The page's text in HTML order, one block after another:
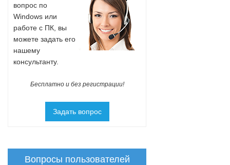
вопрос по
Windows или
работе с ПК, вы
можете задать его
нашему
консультанту.
Бесплатно и без регистрации!
Задать вопрос
Вопросы пользователей